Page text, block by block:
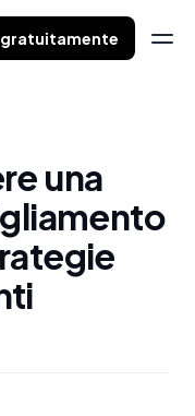
gratuitamente
una